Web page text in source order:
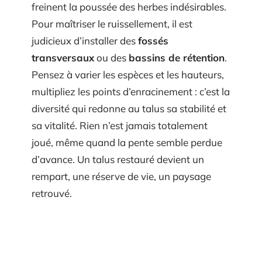
freinent la poussée des herbes indésirables.
Pour maîtriser le ruissellement, il est
judicieux d’installer desfossés
transversauxou des bassins de rétention.
Pensez à varier les espèces et les hauteurs,
multipliez les points d’enracinement : c’est la
diversité qui redonne au talus sa stabilité et
sa vitalité. Rien n’est jamais totalement
joué, même quand la pente semble perdue
d’avance. Un talus restauré devient un
rempart, une réserve de vie, un paysage
retrouvé.